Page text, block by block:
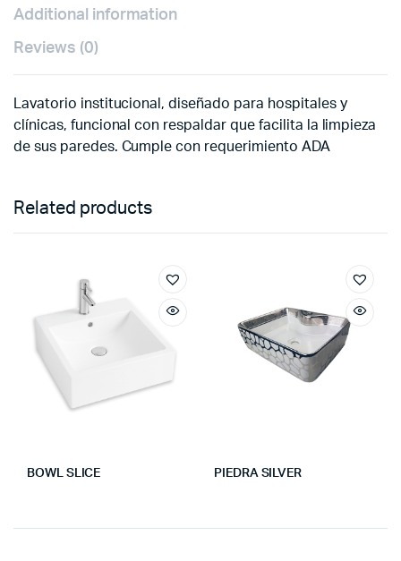
Additional information
Reviews (0)
Lavatorio institucional, diseñado para hospitales y
clínicas, funcional con respaldar que facilita la limpieza
de sus paredes. Cumple con requerimiento ADA
Related products
BOWL SLICE PIEDRA SILVER